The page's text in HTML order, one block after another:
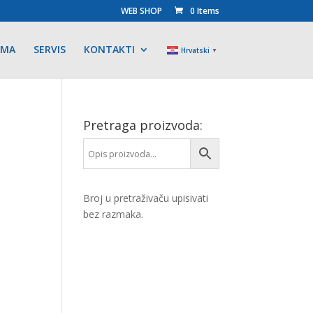
WEB SHOP 0 Items
SERVIS KONTAKTI Hrvatski ▼
Pretraga proizvoda:
Broj u pretraživaču upisivati
bez razmaka.